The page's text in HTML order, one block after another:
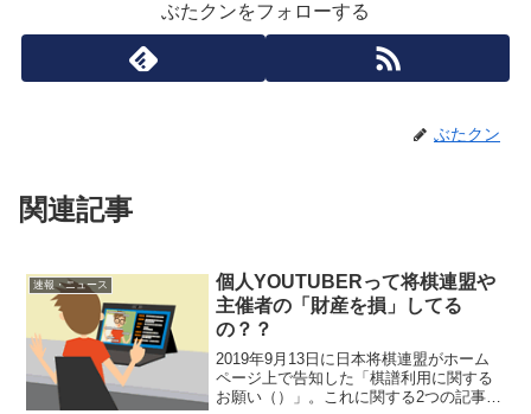
ぶたクンをフォローする
ぶたクン
関連記事
速報・ニュース
個人YOUTUBERって将棋連盟や
主催者の「財産を損」してる
の？？
2019年9月13日に日本将棋連盟がホーム
ページ上で告知した「棋譜利用に関する
お願い（）」。これに関する2つの記事